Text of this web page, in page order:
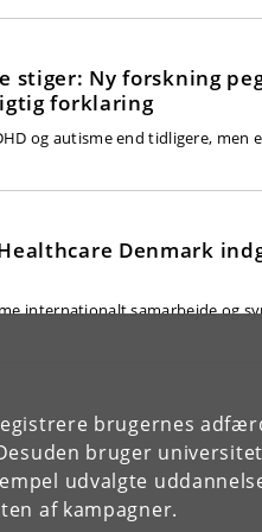
brugernes
bruger
udvalgte
af kampagner.
stiger: Ny forskning
forklaring
og autisme end tidligere, men
Denmark
internationalt samarbejde og